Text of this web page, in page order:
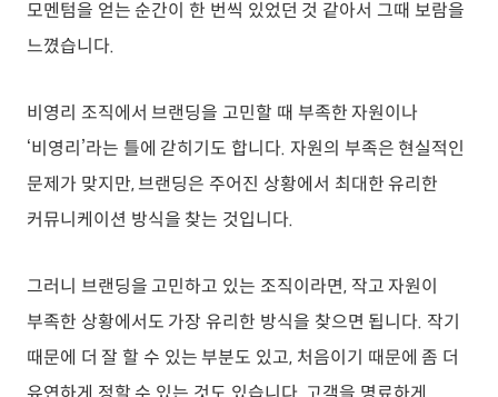
모멘텀을 얻는 순간이 한 번씩 있었던 것 같아서 그때 보람을
느꼈습니다.
비영리 조직에서 브랜딩을 고민할 때 부족한 자원이나
‘비영리’라는 틀에 갇히기도 합니다. 자원의 부족은 현실적인
문제가 맞지만, 브랜딩은 주어진 상황에서 최대한 유리한
커뮤니케이션 방식을 찾는 것입니다.
그러니 브랜딩을 고민하고 있는 조직이라면, 작고 자원이
부족한 상황에서도 가장 유리한 방식을 찾으면 됩니다. 작기
때문에 더 잘 할 수 있는 부분도 있고, 처음이기 때문에 좀 더